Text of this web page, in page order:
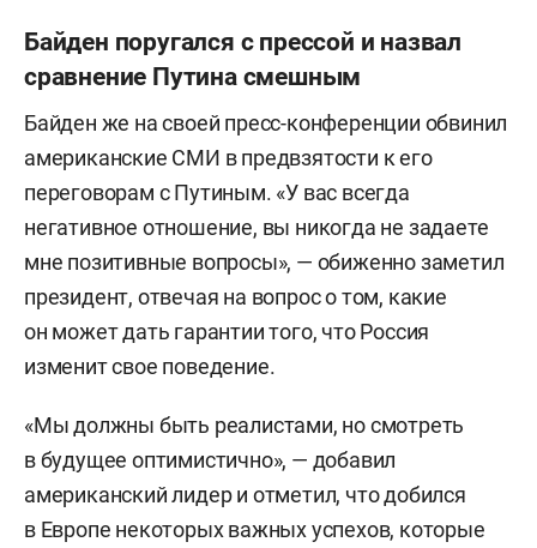
Байден поругался с прессой и назвал
сравнение Путина смешным
Байден же на своей пресс-конференции обвинил
американские СМИ в предвзятости к его
переговорам с Путиным. «У вас всегда
негативное отношение, вы никогда не задаете
мне позитивные вопросы», — обиженно заметил
президент, отвечая на вопрос о том, какие
он может дать гарантии того, что Россия
изменит свое поведение.
«Мы должны быть реалистами, но смотреть
в будущее оптимистично», — добавил
американский лидер и отметил, что добился
в Европе некоторых важных успехов, которые